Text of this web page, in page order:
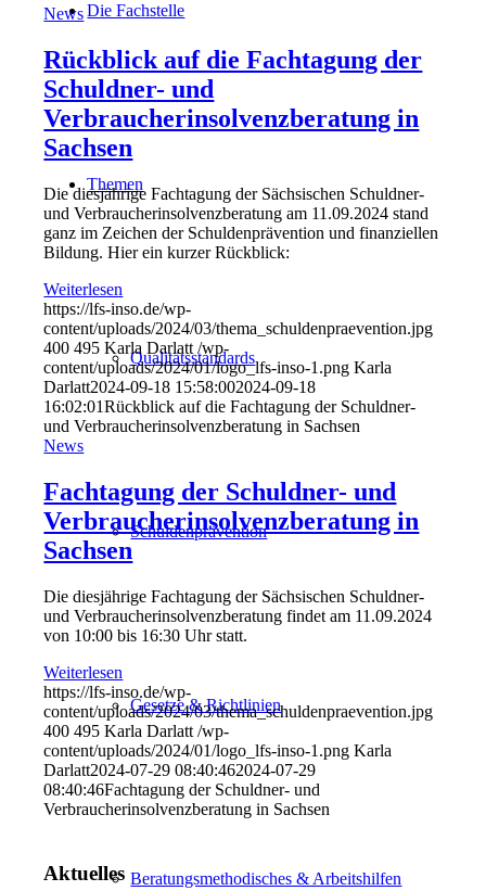
Die Fachstelle
Themen
Qualitätsstandards
Schuldenprävention
Gesetze & Richtlinien
Beratungs­methodisches & Arbeitshilfen
News
Rückblick auf die Fachtagung der
Schuldner- und
Verbraucherinsolvenzberatung in
Sachsen
Die diesjährige Fachtagung der Sächsischen Schuldner-
und Verbraucherinsolvenzberatung am 11.09.2024 stand
ganz im Zeichen der Schuldenprävention und finanziellen
Bildung. Hier ein kurzer Rückblick:
Weiterlesen
https://lfs-inso.de/wp-
content/uploads/2024/03/thema_schuldenpraevention.jpg
400 495 Karla Darlatt /wp-
content/uploads/2024/01/logo_lfs-inso-1.png Karla
Darlatt2024-09-18 15:58:002024-09-18
16:02:01Rückblick auf die Fachtagung der Schuldner-
und Verbraucherinsolvenzberatung in Sachsen
News
Fachtagung der Schuldner- und
Verbraucherinsolvenzberatung in
Sachsen
Die diesjährige Fachtagung der Sächsischen Schuldner-
und Verbraucherinsolvenzberatung findet am 11.09.2024
von 10:00 bis 16:30 Uhr statt.
Weiterlesen
https://lfs-inso.de/wp-
content/uploads/2024/03/thema_schuldenpraevention.jpg
400 495 Karla Darlatt /wp-
content/uploads/2024/01/logo_lfs-inso-1.png Karla
Darlatt2024-07-29 08:40:462024-07-29
08:40:46Fachtagung der Schuldner- und
Verbraucherinsolvenzberatung in Sachsen
Aktuelles